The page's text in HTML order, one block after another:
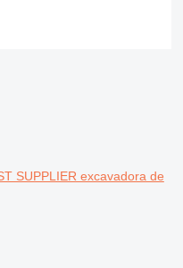
SUPPLIER excavadora de